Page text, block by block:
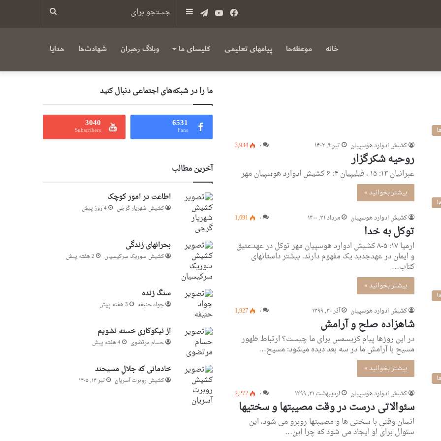
سایدبار تلگرامیوتیوب فیس
خانه موعظه‌ها پیامهای تعلیمی کلیسای ما وبلاگ رهبران شهادت‌ها هدایا
كشيش ادوارد هوسپيان
تیر ۹, ۱۴۰۲ ۰ 3,934
روحیه شکرگزار
عبرانیان ۱۳: ۱۵ ، فیلیپیان ۴: ۶ کشیش ادوارد هوسپیان مهر
بیشتر بخوانید »
كشيش ادوارد هوسپيان
مرداد ۳۱, ۱۴۰۰ ۰ 1,691
توکل به خدا
ارمیا ۱۷: ۵-۸ کشیش ادوارد هوسپیان مهر توکل در عهدعتیق
و ایمان در عهدجدید یک مفهوم دارند. بیشتر داستانهای
کتاب…
بیشتر بخوانید »
كشيش ادوارد هوسپيان
آذر ۳۰, ۱۳۹۹ ۰ 1,927
شاهزاده صلح و آرامش
در این روزها پیام کریسمس برای ما چیست؟ ارتباط ظهور
مسیح با آرامش ما در سه بعد دیده میشود: مسیح…
بیشتر بخوانید »
كشيش ادوارد هوسپيان
اردیبهشت ۲۱, ۱۳۹۹ ۰ 2,272
سئوالاتى درست در وقت مصیبتها و سختیها
انسان وقتی با سختی ها و مصیبتها روبرو می شود، این
سئوال برای او ایجاد می شود که چرا این…
ما را در شبکه‌های اجتماعی دنبال کنید
6531
Fans
3040
Subscribers
آخرین مطالب
اطاعت در امور کوچک
کشیش شهریار گرجى 4 روز پیش
بحرانهای زندگی
کشیش سوریک سرکیسیان 2 هفته پیش
سنگ زنده
جواد حنیفه 3 هفته پیش
از نیکوکاری خسته نشویم
حسام مرتضوی 4 هفته پیش
خادمانی که جلالِ مسیحند
کشیش روبرت آسریان تیر ۱۴, ۱۴۰۵